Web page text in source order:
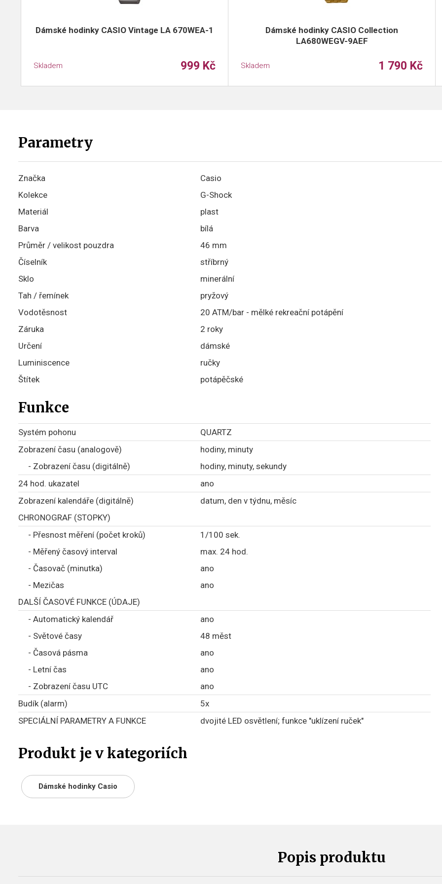
Dámské hodinky CASIO Vintage LA 670WEA-1
Skladem 999 Kč
Dámské hodinky CASIO Collection
LA680WEGV-9AEF
Skladem 1 790 Kč
Parametry
Značka
Casio
Kolekce
G-Shock
Materiál
plast
Barva
bílá
Průměr / velikost pouzdra
46 mm
Číselník
stříbrný
Sklo
minerální
Tah / řemínek
pryžový
Vodotěsnost
20 ATM/bar - mělké rekreační potápění
Záruka
2 roky
Určení
dámské
Luminiscence
ručky
Štítek
potápěčské
Funkce
Systém pohonu
QUARTZ
Zobrazení času (analogově)
hodiny, minuty
- Zobrazení času (digitálně)
hodiny, minuty, sekundy
24 hod. ukazatel
ano
Zobrazení kalendáře (digitálně)
datum, den v týdnu, měsíc
CHRONOGRAF (STOPKY)
- Přesnost měření (počet kroků)
1/100 sek.
- Měřený časový interval
max. 24 hod.
- Časovač (minutka)
ano
- Mezičas
ano
DALŠÍ ČASOVÉ FUNKCE (ÚDAJE)
- Automatický kalendář
ano
- Světové časy
48 měst
- Časová pásma
ano
- Letní čas
ano
- Zobrazení času UTC
ano
Budík (alarm)
5x
SPECIÁLNÍ PARAMETRY A FUNKCE
dvojité LED osvětlení; funkce "uklízení ruček"
Produkt je v kategoriích
Dámské hodinky Casio
Popis produktu